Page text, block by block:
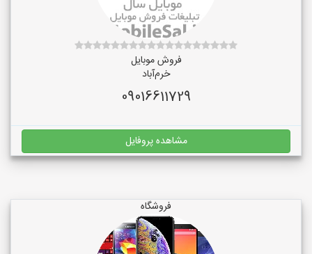
فروش موبایل
خرم‌آباد
09016611729
مشاهده پروفایل
فروشگاه